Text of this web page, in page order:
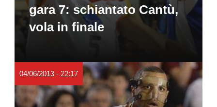
gara 7: schiantato Cantù,
vola in finale
04/06/2013 - 22:17